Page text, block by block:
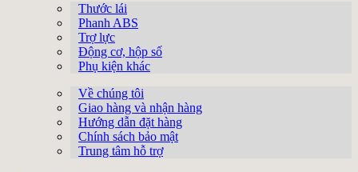
Thước lái
Phanh ABS
Trợ lực
Động cơ, hộp số
Phụ kiện khác
Về chúng tôi
Giao hàng và nhận hàng
Hướng dẫn đặt hàng
Chính sách bảo mật
Trung tâm hỗ trợ